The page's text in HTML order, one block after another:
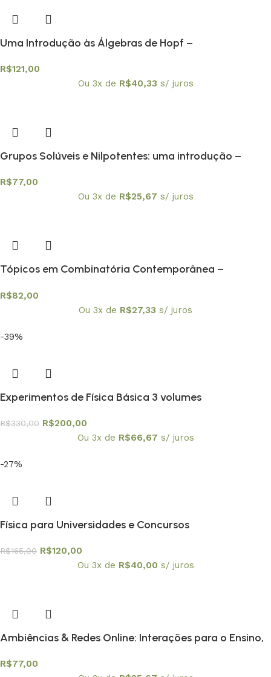
Uma Introdução às Álgebras de Hopf –
R$121,00
Ou 3x de R$40,33 s/ juros
Grupos Solúveis e Nilpotentes: uma introdução –
R$77,00
Ou 3x de R$25,67 s/ juros
Tópicos em Combinatória Contemporânea –
R$82,00
Ou 3x de R$27,33 s/ juros
-39%
Experimentos de Física Básica 3 volumes
R$330,00 R$200,00
Ou 3x de R$66,67 s/ juros
-27%
Física para Universidades e Concursos
R$165,00 R$120,00
Ou 3x de R$40,00 s/ juros
Ambiências & Redes Online: Interações para o Ensino,
R$77,00